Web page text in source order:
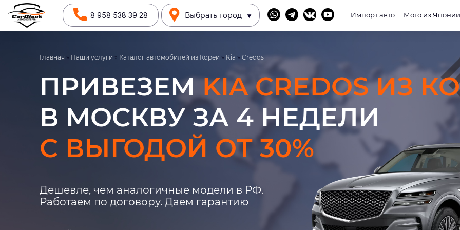
8 958 538 39 28 Выбрать город Импорт авто Мото из Японии
Главная » Наши услуги » Каталог автомобилей из Кореи » Kia » Credos
ПРИВЕЗЕМKIA CREDOS ИЗ
В МОСКВУ ЗА 4 НЕДЕЛИ
С ВЫГОДОЙ ОТ 30%
Дешевле, чем аналогичные модели в РФ.
Работаем по договору. Даем гарантию